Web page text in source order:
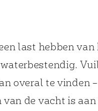
last hebben
overal te vinden
de vacht is